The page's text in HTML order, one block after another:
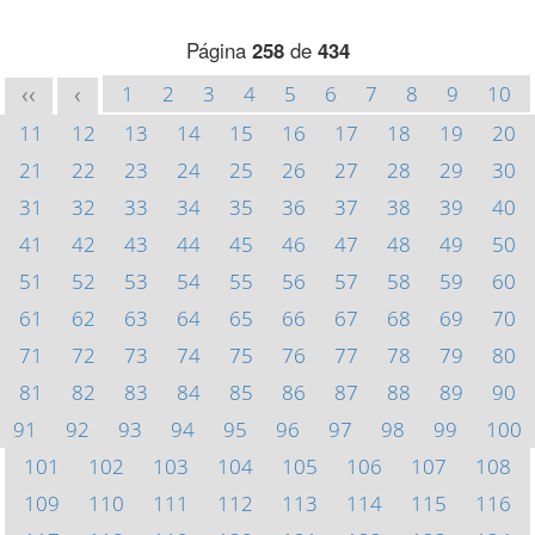
Página 258de 434
<< < 1 2 3 4 5 6 7 8 9
10
11
12 13 14 15 16 17 18 19
20
21
22 23 24 25 26 27 28 29
30
31
32 33 34 35 36 37 38 39
40
41
42 43 44 45 46 47 48 49
50
51
52 53 54 55 56 57 58 59
60
61
62 63 64 65 66 67 68 69
70
71
72 73 74 75 76 77 78 79
80
81
82 83 84 85 86 87 88 89
90
91
92 93 94 95 96 97 98 99
100
101
102 103 104 105 106 107
108
109
110 111 112 113 114 115
116